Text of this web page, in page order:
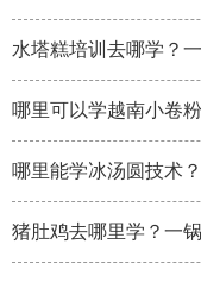
水塔糕培训去哪学？
哪里可以学越南小卷
哪里能学冰汤圆技术
猪肚鸡去哪里学？一